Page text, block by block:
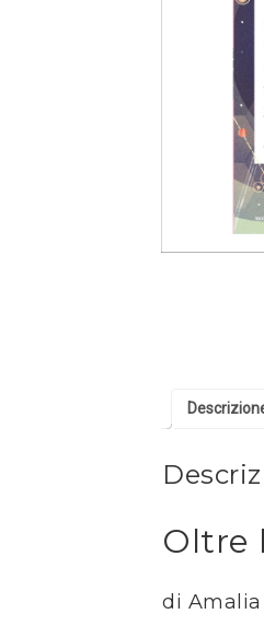
Oltre
di Amalia